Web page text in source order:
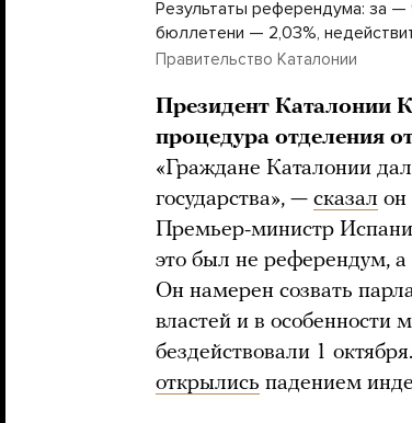
Результаты референдума: за
бюллетени — 2,03%,
Правительство Каталонии
Президент Каталонии
процедура отделения
«Граждане Каталонии
государства», — сказал он
Премьер-министр
это был не референдум, а
Он намерен созвать
властей и в особенности
бездействовали 1
открылись падением